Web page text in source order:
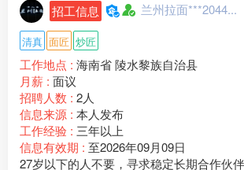
综合工资55***00/月
联系微信：www235350
————————————
6⃣️江苏东台领胜（查流水）
☑️22元/小时➕餐补480
☑️年龄男女18-48岁
☑️回族/汉族,要文化
☑️厂吃厂住,查案底
综合工资65***00/月
联系微信：www235350
招工信息 兰州拉面***2044...
清真 面匠 炒匠
工作地点 : 海南省 陵水黎族自治县
月薪 : 面议
招聘人数 : 2人
信息来源 : 本人发布
工作经验 : 三年以上
信息有效期 : 至2026年09月09日
27岁以下的人不要，寻求稳定长期合作伙